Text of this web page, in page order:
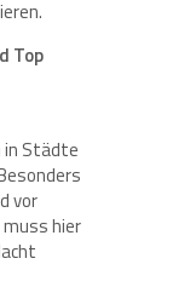
Top
in Städte
vor
hier